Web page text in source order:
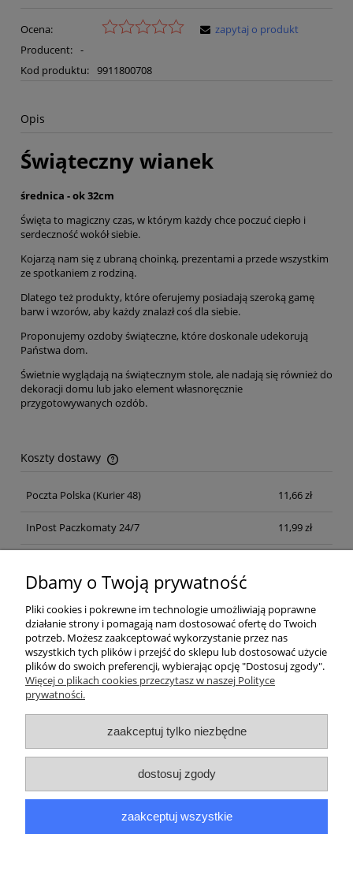
Ocena:
Producent: -
Kod produktu: 9911800708
zapytaj o produkt
Opis
Świąteczny wianek
średnica - ok 32cm
Święta to magiczny czas, w którym każdy chce poczuć ciepło i
serdeczność wokół siebie.
Kojarzą nam się z ubraną choinką, prezentami a przede wszystkim
ze spotkaniem z rodziną.
Dlatego też produkty, które oferujemy posiadają szeroką gamę
barw i wzorów, aby każdy znalazł coś dla siebie.
Proponujemy ozdoby świąteczne, które doskonale udekorują
Państwa dom.
Świetnie wyglądają na świątecznym stole, ale nadają się również do
dekoracji domu lub jako element własnoręcznie
przygotowywanych ozdób.
Koszty dostawy
Cena nie zawiera ewentualnych kosztów płatności
Poczta Polska (Kurier 48) 11,66 zł
InPost Paczkomaty 24/7 11,99 zł
Pomoc
Moje konto
Płatności i dostawa
Informacje
Dbamy o Twoją prywatność
Pliki cookies i pokrewne im technologie umożliwiają poprawne
działanie strony i pomagają nam dostosować ofertę do Twoich
potrzeb. Możesz zaakceptować wykorzystanie przez nas
wszystkich tych plików i przejść do sklepu lub dostosować użycie
plików do swoich preferencji, wybierając opcję "Dostosuj zgody".
Więcej o plikach cookies przeczytasz w naszej Polityce
prywatności.
zaakceptuj tylko niezbędne
dostosuj zgody
zaakceptuj wszystkie